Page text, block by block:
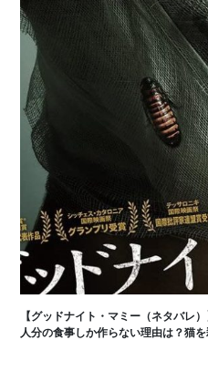
【グッドナイト・マミー（ネタバレ
人分の食事しか作らない理由は？猫